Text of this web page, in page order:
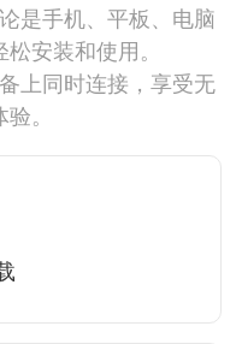
是手机、平板、电脑
安装和使用。
上同时连接，享受无
。